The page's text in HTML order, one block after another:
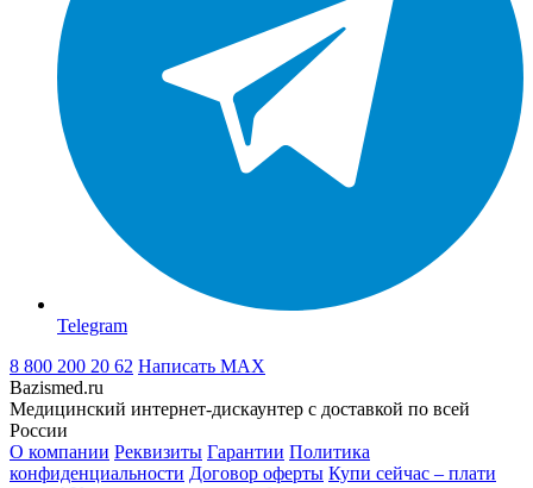
Telegram
8 800 200 20 62 Написать MAX
Bazismed.ru
Медицинский интернет-дискаунтер с доставкой по всей
России
О компании Реквизиты Гарантии Политика
конфиденциальности Договор оферты Купи сейчас – плати